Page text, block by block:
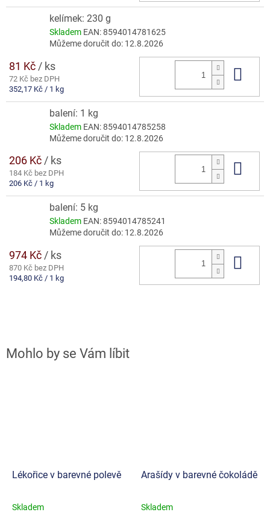
kelímek: 230 g
Skladem EAN:8594014781625
Můžeme doručit do: 12.8.2026
81 Kč / ks
72 Kč bez DPH
Měrná
352,17 Kč / 1 kg
balení: 1 kg
Skladem EAN:8594014785258
Můžeme doručit do: 12.8.2026
206 Kč/ ks
184 Kč bez DPH
Měrná
206 Kč / 1 kg
balení: 5 kg
Skladem EAN:8594014785241
Můžeme doručit do: 12.8.2026
974 Kč / ks
870 Kč bez DPH
Měrná
194,80 Kč / 1 kg
Lékořice v barevné polevě
Průměrné
Skladem
Arašídy v barevné čokoládě
Průměrné
Skladem